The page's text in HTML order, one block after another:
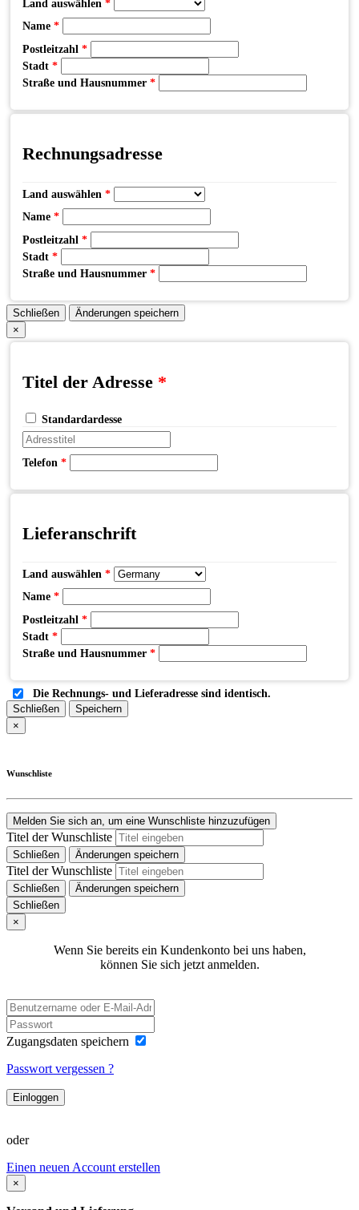
Land auswählen *
Name *
Postleitzahl *
Stadt *
Straße und Hausnummer *
Rechnungsadresse
Land auswählen *
Name *
Postleitzahl *
Stadt *
Straße und Hausnummer *
Schließen
Änderungen speichern
×
Titel der Adresse *
Standardardesse
Telefon *
Lieferanschrift
Land auswählen *
Name *
Postleitzahl *
Stadt *
Straße und Hausnummer *
Die Rechnungs- und Lieferadresse sind identisch.
Schließen
Speichern
×
Wunschliste
Melden Sie sich an, um eine Wunschliste hinzuzufügen
Titel der Wunschliste
Schließen Änderungen speichern
Titel der Wunschliste
Schließen
Änderungen speichern
Schließen
×
Wenn Sie bereits ein Kundenkonto bei uns haben,
können Sie sich jetzt anmelden.
Zugangsdaten speichern
Passwort vergessen ?
Einloggen
oder
Einen neuen Account erstellen
×